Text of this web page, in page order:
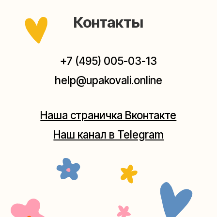
(как пройти)
Москва, ул.Таганская, дом 25-27
(как пройти)
Мастерская на Плющихе
Мастерская на Таганке
+7 (980) 495-03-13
+7 (980) 156-03-13